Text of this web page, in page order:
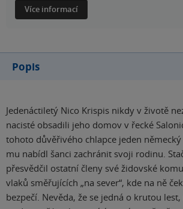
Více informací
Popis
Jedenáctiletý Nico Krispis nikdy v životě
nacisté obsadili jeho domov v řecké
tohoto důvěřivého chlapce jeden
mu nabídl šanci zachránit svoji rodinu.
přesvědčil ostatní členy své židovské
vlaků směřujících „na sever“, kde na ně
bezpečí. Nevěda, že se jedná o krutou